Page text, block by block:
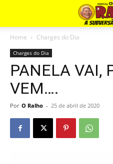
Home Charges do Dia
Charges do Dia
PANELA VAI,
VEM….
Por O Ralho - 25 de abril de 2020